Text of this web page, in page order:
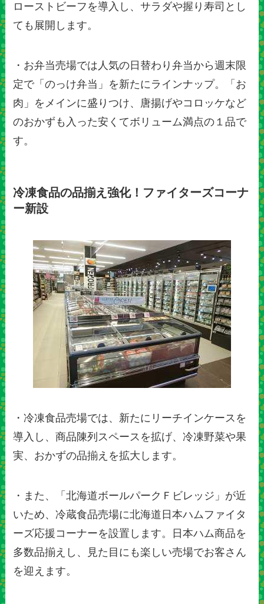
ローストビーフを導入し、サラダや握り寿司とし
ても展開します。
・お弁当売場では人気の日替わり弁当から週末限
定で「のっけ弁当」を新たにラインナップ。「お
肉」をメインに盛りつけ、唐揚げやコロッケなど
のおかずも入った安くてボリューム満点の１品で
す。
冷凍食品の品揃え強化！ファイターズコーナ
ー新設
・冷凍食品売場では、新たにリーチインケースを
導入し、商品陳列スペースを拡げ、冷凍野菜や果
実、おかずの品揃えを拡大します。
・また、「北海道ボールパークＦビレッジ」が近
いため、冷蔵食品売場に北海道日本ハムファイタ
ーズ応援コーナーを設置します。日本ハム商品を
多数品揃えし、見た目にも楽しい売場でお客さん
を迎えます。